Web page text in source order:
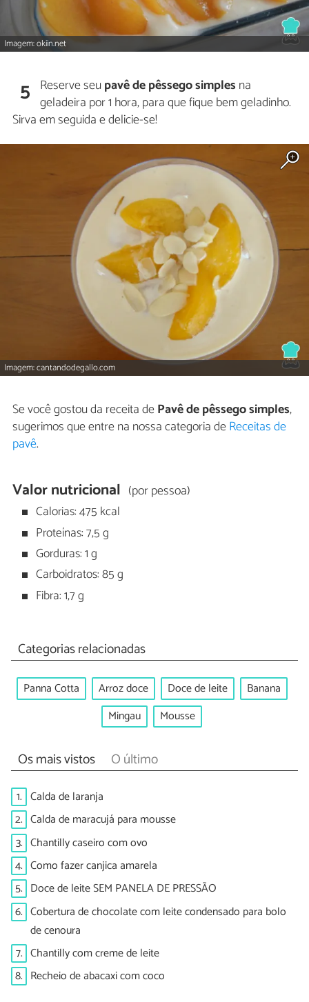
Imagem: okiin.net
5 Reserve seupavê de pêssego simples na
geladeira por 1 hora, para que fique bem geladinho.
Sirva em seguida e delicie-se!
Imagem: cantandodegallo.com
Se você gostou da receita dePavê de pêssego simples,
sugerimos que entre na nossa categoria deReceitas de
pavê.
Valor nutricional (por pessoa)
Calorias: 475 kcal
Proteínas: 7,5 g
Gorduras: 1 g
Carboidratos: 85 g
Fibra: 1,7 g
Categorias relacionadas
Panna Cotta Arroz doce Doce de leite
Banana
Mingau
Mousse
Os mais vistos O último
1. Calda de laranja
2. Calda de maracujá para mousse
3. Chantilly caseiro com ovo
4. Como fazer canjica amarela
5. Doce de leite SEM PANELA DE PRESSÃO
6. Cobertura de chocolate com leite condensado para bolo
de cenoura
7. Chantilly com creme de leite
8. Recheio de abacaxi com coco